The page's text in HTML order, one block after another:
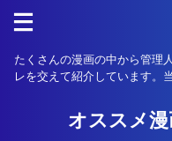
たくさんの漫画の中から管理
レを交えて紹介しています。
オススメ